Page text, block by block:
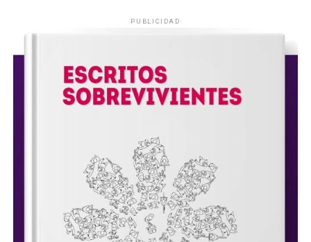
PUBLICIDAD